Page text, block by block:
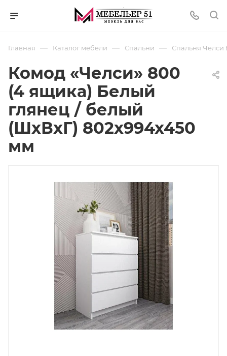
Главная — Каталог мебели — Спальни — Спальня Челси
Комод «Челси» 800
(4 ящика) Белый
глянец / белый
(ШхВхГ) 802х994х450
мм